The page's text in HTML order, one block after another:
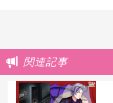
関連記事